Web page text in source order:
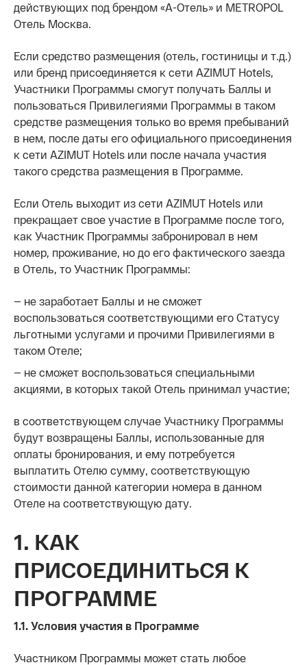
действующих под брендом «А-Отель» и METROPOL
Отель Москва.
Если средство размещения (отель, гостиницы и т.д.)
или бренд присоединяется к сети AZIMUT Hotels,
Участники Программы смогут получать Баллы и
пользоваться Привилегиями Программы в таком
средстве размещения только во время пребываний
в нем, после даты его официального присоединения
к сети AZIMUT Hotels или после начала участия
такого средства размещения в Программе.
Если Отель выходит из сети AZIMUT Hotels или
прекращает свое участие в Программе после того,
как Участник Программы забронировал в нем
номер, проживание, но до его фактического заезда
в Отель, то Участник Программы:
— не заработает Баллы и не сможет
воспользоваться соответствующими его Статусу
льготными услугами и прочими Привилегиями в
таком Отеле;
— не сможет воспользоваться специальными
акциями, в которых такой Отель принимал участие;
в соответствующем случае Участнику Программы
будут возвращены Баллы, использованные для
оплаты бронирования, и ему потребуется
выплатить Отелю сумму, соответствующую
стоимости данной категории номера в данном
Отеле на соответствующую дату.
1. КАК
ПРИСОЕДИНИТЬСЯ К
ПРОГРАММЕ
1.1. Условия участия в Программе
Участником Программы может стать любое